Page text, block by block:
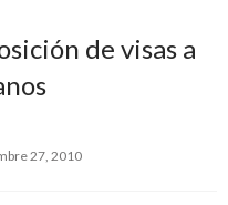
de visas a
27, 2010